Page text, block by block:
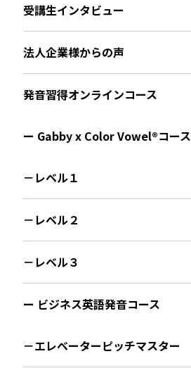
受講生インタビュー
法人企業様からの声
発音習得オンラインコース
ー Gabby x Color Vowel®︎コース
－レベル１
－レベル２
－レベル３
ー ビジネス英語発音コース
－エレベーターピッチマスター